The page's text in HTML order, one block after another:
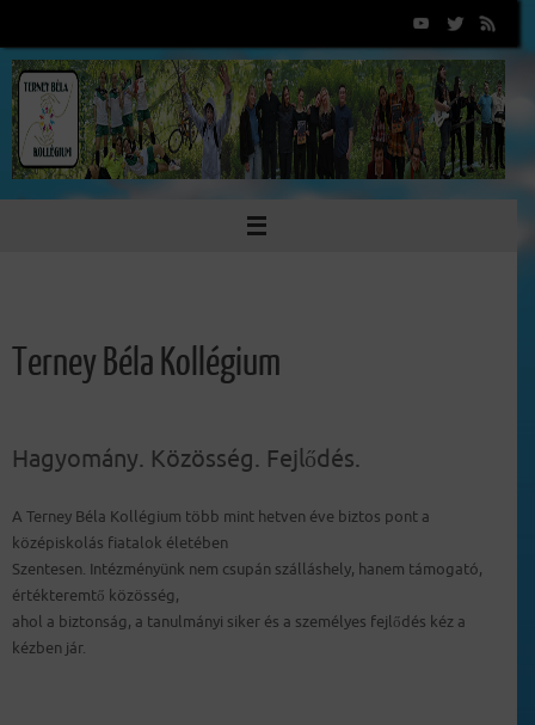
tartalomra
Terney Béla Kollégium
Hagyomány. Közösség. Fejlődés.
A Terney Béla Kollégium több mint hetven éve biztos pont a
középiskolás fiatalok életében
Szentesen. Intézményünk nem csupán szálláshely, hanem támogató,
értékteremtő közösség,
ahol a biztonság, a tanulmányi siker és a személyes fejlődés kéz a
kézben jár.